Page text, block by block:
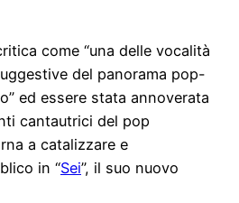
come “una delle vocalità
del panorama pop-
ed essere stata annoverata
cantautrici del pop
a catalizzare e
in “Sei”, il suo nuovo